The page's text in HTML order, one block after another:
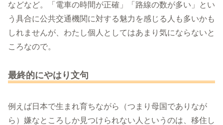
などなど。「電車の時間が正確」「路線の数が多い」とい
う具合に公共交通機関に対する魅力を感じる人も多いかも
しれませんが、わたし個人としてはあまり気にならないと
ころなので。
最終的にやはり文句
例えば日本で生まれ育ちながら（つまり母国でありなが
ら）嫌なところしか見つけられない人というのは、移住し